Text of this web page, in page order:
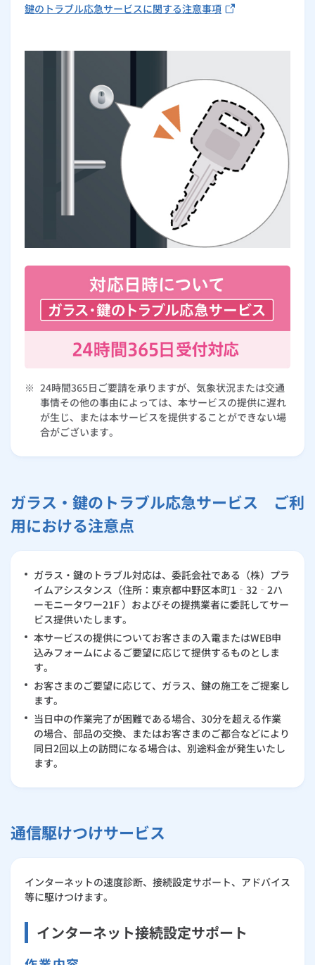
鍵のトラブル応急サービスに関する注意事項
※ 24時間365日ご要請を承りますが、気象状況または交通
事情その他の事由によっては、本サービスの提供に遅れ
が生じ、または本サービスを提供することができない場
合がございます。
ガラス・鍵のトラブル応急サービス ご利
用における注意点
ガラス・鍵のトラブル対応は、委託会社である（株）プラ
イムアシスタンス（住所：東京都中野区本町1‐32‐2ハ
ーモニータワー21F ）およびその提携業者に委託してサー
ビス提供いたします。
本サービスの提供についてお客さまの入電またはWEB申
込みフォームによるご要望に応じて提供するものとしま
す。
お客さまのご要望に応じて、ガラス、鍵の施工をご提案し
ます。
当日中の作業完了が困難である場合、30分を超える作業
の場合、部品の交換、またはお客さまのご都合などにより
同日2回以上の訪問になる場合は、別途料金が発生いたし
ます。
通信駆けつけサービス
インターネットの速度診断、接続設定サポート、アドバイス
等に駆けつけます。
インターネット接続設定サポート